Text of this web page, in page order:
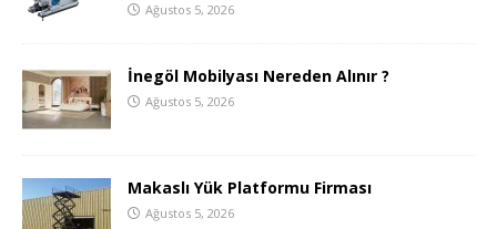
Ağustos 5, 2026
İnegöl Mobilyası Nereden Alınır ?
Ağustos 5, 2026
Makaslı Yük Platformu Firması
Ağustos 5, 2026